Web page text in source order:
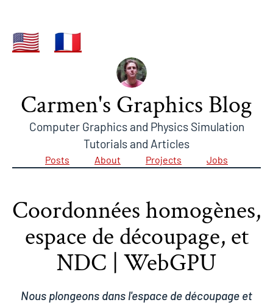
🇺🇸 🇫🇷
Carmen's Graphics Blog
Computer Graphics and Physics Simulation
Tutorials and Articles
Posts About Projects Jobs
Coordonnées homogènes,
espace de découpage, et
NDC | WebGPU
Nous plongeons dans l'espace de découpage et